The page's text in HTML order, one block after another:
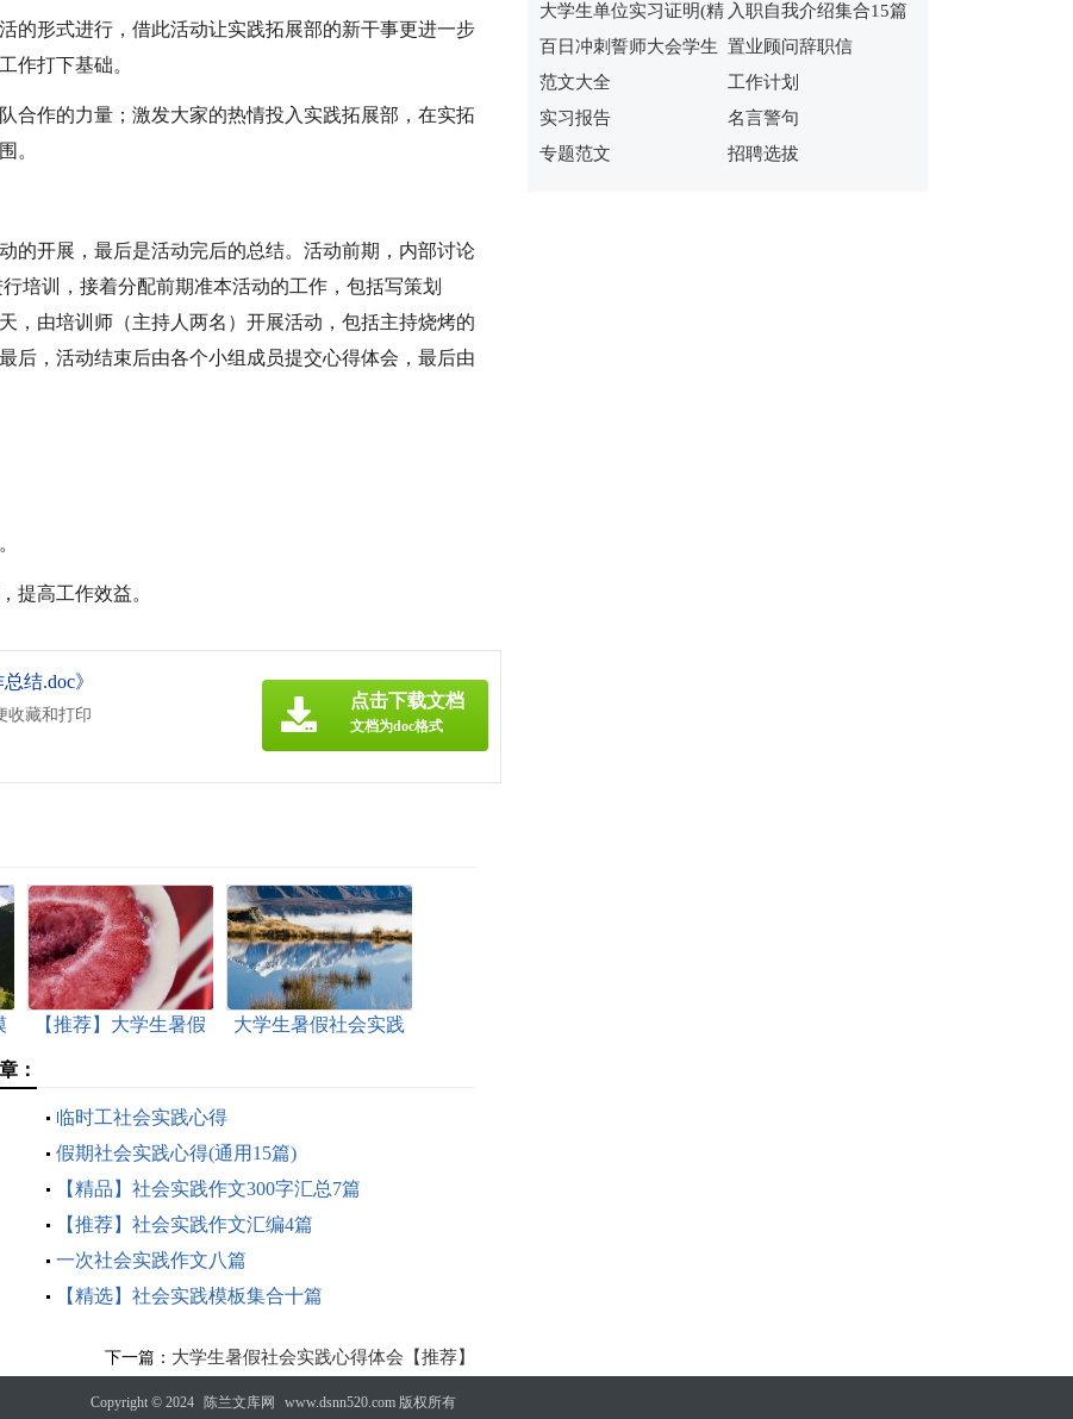
的形式进行，借此活动让实践拓展部的新干事更进一步
作打下基础。
合作的力量；激发大家的热情投入实践拓展部，在实拓
。
的开展，最后是活动完后的总结。活动前期，内部讨论
培训，接着分配前期准本活动的工作，包括写策划
，由培训师（主持人两名）开展活动，包括主持烧烤的
后，活动结束后由各个小组成员提交心得体会，最后由
提高工作效益。
结.doc》
收藏和打印
点击下载文档
文档为doc格式
【推荐】大学生暑假
大学生暑假社会实践
：
临时工社会实践心得
假期社会实践心得(通用15篇)
【精品】社会实践作文300字汇总7篇
【推荐】社会实践作文汇编4篇
一次社会实践作文八篇
【精选】社会实践模板集合十篇
下一篇： 大学生暑假社会实践心得体会【推荐】
大学生单位实习证明(精
选15篇)
入职自我介绍集合15篇
百日冲刺誓师大会学生
发言稿
置业顾问辞职信
范文大全
工作计划
实习报告
名言警句
专题范文
招聘选拔
Copyright © 2024 陈兰文库网 www.dsnn520.com 版权所有